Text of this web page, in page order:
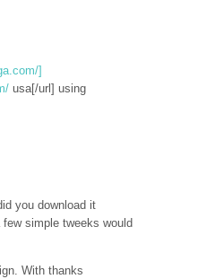
]
usa[/url] using
you download it
simple tweeks would
With thanks